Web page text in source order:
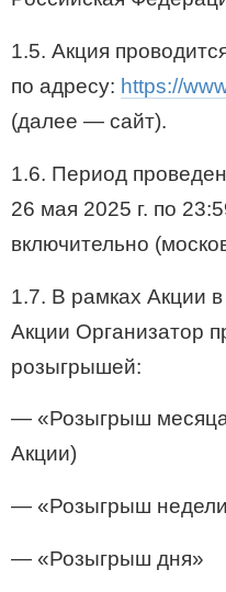
1.5. Акция
по адресу: https://
(далее — сайт).
1.6. Период
26 мая 2025 г. по
включительно
1.7. В рамках Акции
Акции Организатор
розыгрышей:
— «Розыгрыш
Акции)
— «Розыгрыш
— «Розыгрыш дня»